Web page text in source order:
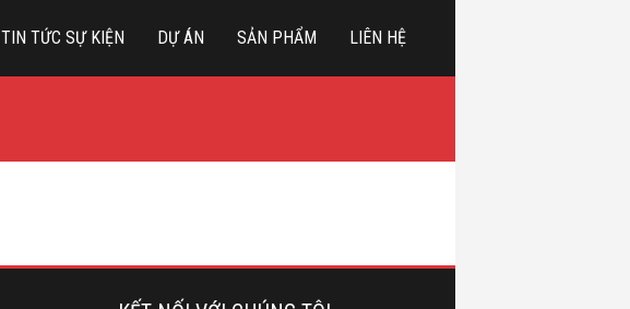
TIN TỨC SỰ KIỆN DỰ ÁN SẢN PHẨM LIÊN HỆ